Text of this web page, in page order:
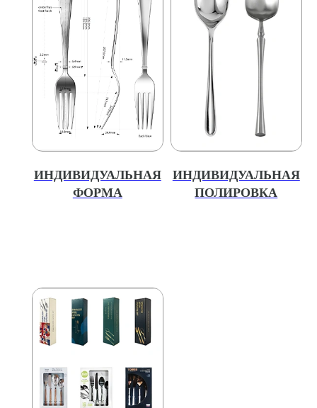
ИНДИВИДУАЛЬНАЯ
ФОРМА
ИНДИВИДУАЛЬНАЯ
ПОЛИРОВКА